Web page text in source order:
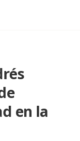
en la